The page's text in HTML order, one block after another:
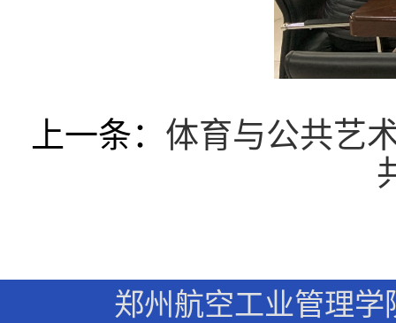
上一条： 体育与公共艺
郑州航空工业管理